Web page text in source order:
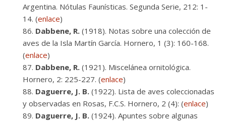
Argentina. Nótulas Faunísticas. Segunda Serie, 212: 1-
14. (enlace)
Dabbene, R. (1918). Notas sobre una colección de
aves de la Isla Martín García. Hornero, 1 (3): 160-168.
(enlace)
Dabbene, R. (1921). Miscelánea ornitológica.
Hornero, 2: 225-227. (enlace)
Daguerre, J. B. (1922). Lista de aves coleccionadas
y observadas en Rosas, F.C.S. Hornero, 2 (4): (enlace)
Daguerre, J. B. (1924). Apuntes sobre algunas